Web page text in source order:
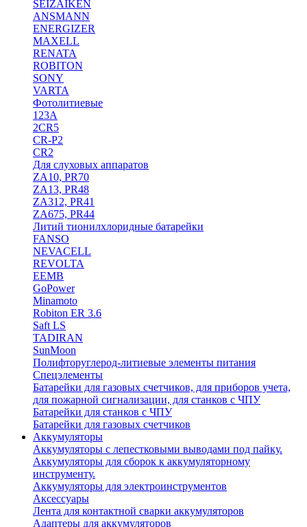
SEIZAIKEN
ANSMANN
ENERGIZER
MAXELL
RENATA
ROBITON
SONY
VARTA
Фотолитиевые
123A
2CR5
CR-P2
CR2
Для слуховых аппаратов
ZA10, PR70
ZA13, PR48
ZA312, PR41
ZA675, PR44
Литий тионилхлоридные батарейки
FANSO
NEVACELL
REVOLTA
EEMB
GoPower
Minamoto
Robiton ER 3.6
Saft LS
TADIRAN
SunMoon
Полифторуглерод-литиевые элементы питания
Спецэлементы
Батарейки для газовых счетчиков, для приборов учета,
для пожарной сигнализации, для станков с ЧПУ
Батарейки для станков с ЧПУ
Батарейки для газовых счетчиков
Аккумуляторы
Аккумуляторы с лепестковыми выводами под пайку.
Аккумуляторы для сборок к аккумуляторному
инструменту.
Аккумуляторы для электроинструментов
Аксессуары
Лента для контактной сварки аккумуляторов
Адаптеры для аккумуляторов